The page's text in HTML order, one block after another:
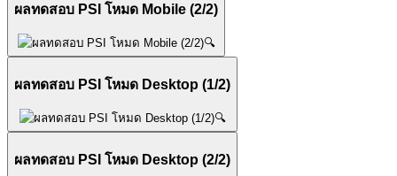
ผลทดสอบ PSI โหมด Mobile (2/2)
🔍
ผลทดสอบ PSI โหมด Desktop (1/2)
🔍
ผลทดสอบ PSI โหมด Desktop (2/2)